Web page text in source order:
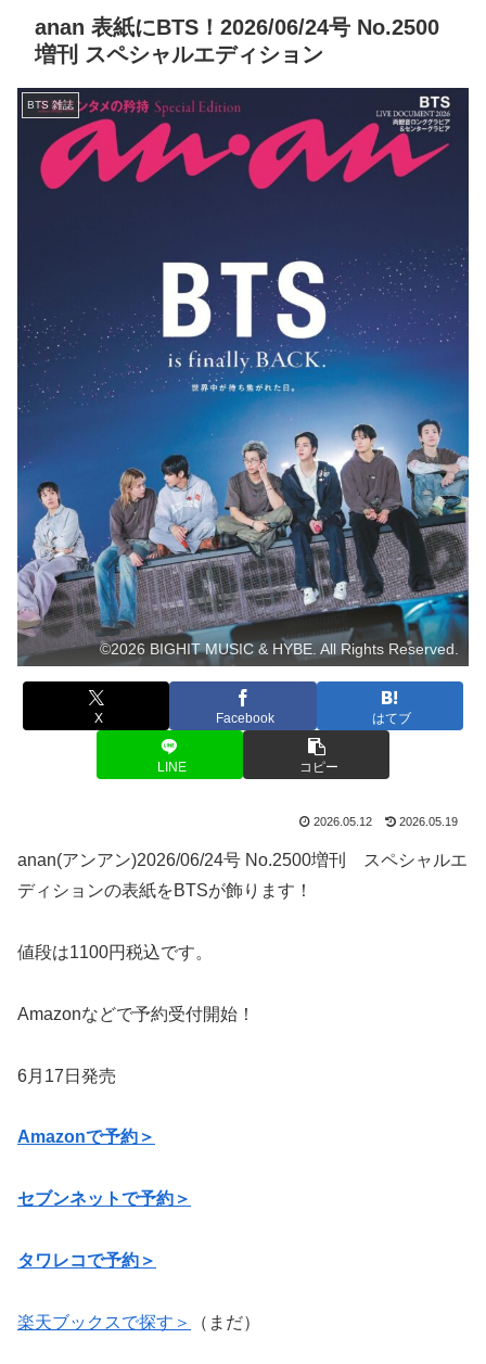
anan 表紙にBTS！2026/06/24号 No.2500
増刊 スペシャルエディション
BTS 雑誌
©2026 BIGHIT MUSIC & HYBE. All Rights Reserved.
X Facebook はてブ
LINE コピー
2026.05.12 2026.05.19
anan(アンアン)2026/06/24号 No.2500増刊 スペシャルエ
ディションの表紙をBTSが飾ります！
値段は1100円税込です。
Amazonなどで予約受付開始！
6月17日発売
Amazonで予約＞
セブンネットで予約＞
タワレコで予約＞
楽天ブックスで探す＞ （まだ）